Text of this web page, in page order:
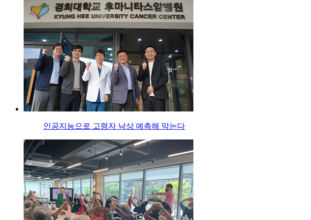
인공지능으로 고령자 낙상 예측해 막는다